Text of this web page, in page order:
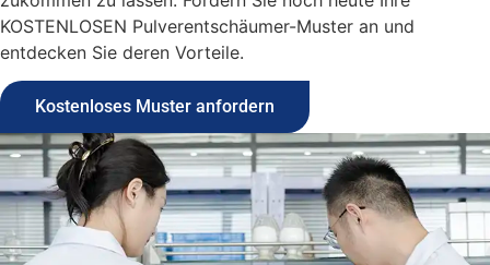
KOSTENLOSEN Pulverentschäumer-Muster an und
entdecken Sie deren Vorteile.
Kostenloses Muster anfordern